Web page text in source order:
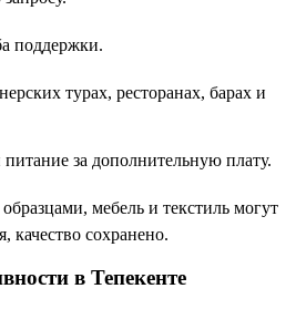
поддержки.
турах, ресторанах, барах и
за дополнительную плату.
мебель и текстиль могут
качество сохранено.
в Тепекенте